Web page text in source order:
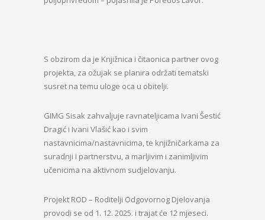
S obzirom da je Knjižnica i čitaonica partner ovog
projekta, za ožujak se planira održati tematski
susret na temu uloge oca u obitelji.
GIMG Sisak zahvaljuje ravnateljicama Ivani Šestić
Dragić i Ivani Vlašić kao i svim
nastavnicima/nastavnicima, te knjižničarkama za
suradnji i partnerstvu, a marljivim i zanimljivim
učenicima na aktivnom sudjelovanju.
Projekt ROD – Roditelji Odgovornog Djelovanja
provodi se od 1. 12. 2025. i trajat će 12 mjeseci.